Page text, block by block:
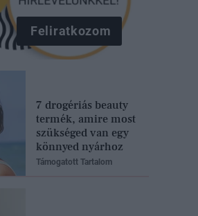
Feliratkozom
7 drogériás beauty
termék, amire most
szükséged van egy
könnyed nyárhoz
Támogatott Tartalom